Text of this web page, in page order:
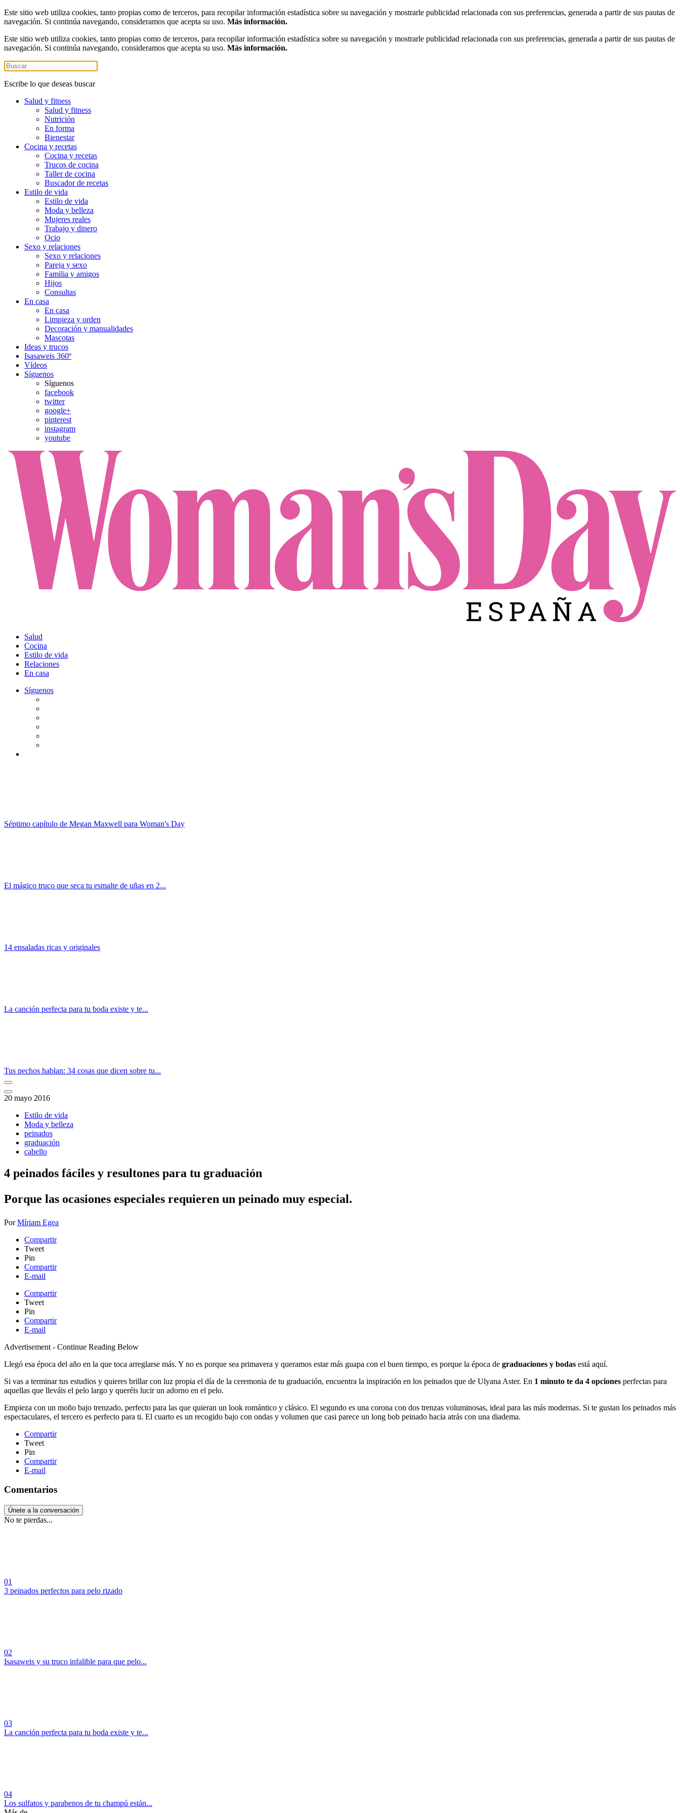
Este sitio web utiliza cookies, tanto propias como de terceros, para recopilar información estadística sobre su navegación y mostrarle publicidad relacionada con sus preferencias, generada a partir de sus pautas de
navegación. Si continúa navegando, consideramos que acepta su uso. Más información.
Este sitio web utiliza cookies, tanto propias como de terceros, para recopilar información estadística sobre su navegación y mostrarle publicidad relacionada con sus preferencias, generada a partir de sus pautas de
navegación. Si continúa navegando, consideramos que acepta su uso. Más información.
Escribe lo que deseas buscar
Salud y fitness
Salud y fitness
Nutrición
En forma
Bienestar
Cocina y recetas
Cocina y recetas
Trucos de cocina
Taller de cocina
Buscador de recetas
Estilo de vida
Estilo de vida
Moda y belleza
Mujeres reales
Trabajo y dinero
Ocio
Sexo y relaciones
Sexo y relaciones
Pareja y sexo
Familia y amigos
Hijos
Consultas
En casa
En casa
Limpieza y orden
Decoración y manualidades
Mascotas
Ideas y trucos
Isasaweis 360º
Vídeos
Síguenos
Síguenos
facebook
twitter
google+
pinterest
instagram
youtube
Salud
Cocina
Estilo de vida
Relaciones
En casa
Síguenos
Séptimo capítulo de Megan Maxwell para Woman's Day
El mágico truco que seca tu esmalte de uñas en 2...
14 ensaladas ricas y originales
La canción perfecta para tu boda existe y te...
Tus pechos hablan: 34 cosas que dicen sobre tu...
20 mayo 2016
Estilo de vida
Moda y belleza
peinados
graduación
cabello
4 peinados fáciles y resultones para tu graduación
Porque las ocasiones especiales requieren un peinado muy especial.​
PorMíriam Egea
Compartir
Tweet
Pin
Compartir
E-mail
Compartir
Tweet
Pin
Compartir
E-mail
Advertisement - Continue Reading Below
Llegó esa época del año en la que toca arreglarse más. Y no es porque sea primavera y queramos estar más guapa con el buen tiempo, es porque la época de graduaciones y bodas está aquí.
Si vas a terminar tus estudios y quieres brillar con luz propia el día de la ceremonia de tu graduación, encuentra la inspiración en los peinados que de Ulyana Aster. En 1 minuto te da 4 opciones perfectas para
aquellas que lleváis el pelo largo y queréis lucir un adorno en el pelo.
Empieza con un moño bajo trenzado, perfecto para las que quieran un look romántico y clásico. El segundo es una corona con dos trenzas voluminosas, ideal para las más modernas. Si te gustan los peinados más
espectaculares, el tercero es perfecto para ti. El cuarto es un recogido bajo con ondas y volumen que casi parece un long bob peinado hacia atrás con una diadema.
Compartir
Tweet
Pin
Compartir
E-mail
Comentarios
Únete a la conversación
No te pierdas...
01
3 peinados perfectos para pelo rizado
02
Isasaweis y su truco infalible para que pelo...
03
La canción perfecta para tu boda existe y te...
04
Los sulfatos y parabenos de tu champú están...